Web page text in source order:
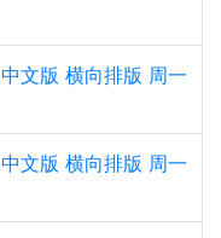
文版 横向排版 周一
文版 横向排版 周一